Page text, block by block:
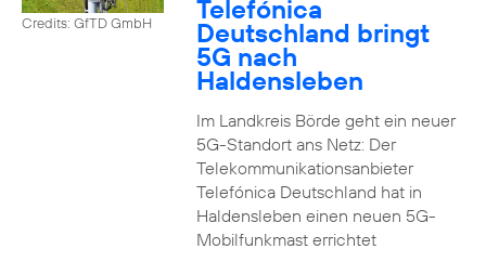
Credits: GfTD GmbH Telefónica
Deutschland bringt
5G nach
Haldensleben
Im Landkreis Börde geht ein neuer
5G-Standort ans Netz: Der
Telekommunikationsanbieter
Telefónica Deutschland hat in
Haldensleben einen neuen 5G-
Mobilfunkmast errichtet